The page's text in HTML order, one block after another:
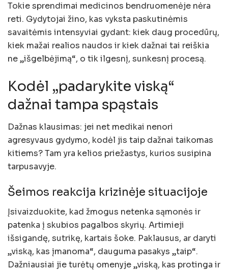
Tokie sprendimai medicinos bendruomenėje nėra
reti. Gydytojai žino, kas vyksta paskutinėmis
savaitėmis intensyviai gydant: kiek daug procedūrų,
kiek mažai realios naudos ir kiek dažnai tai reiškia
ne „išgelbėjimą“, o tik ilgesnį, sunkesnį procesą.
Kodėl „padarykite viską“
dažnai tampa spąstais
Dažnas klausimas: jei net medikai nenori
agresyvaus gydymo, kodėl jis taip dažnai taikomas
kitiems? Tam yra kelios priežastys, kurios susipina
tarpusavyje.
Šeimos reakcija krizinėje situacijoje
Įsivaizduokite, kad žmogus netenka sąmonės ir
patenka į skubios pagalbos skyrių. Artimieji
išsigandę, sutrikę, kartais šoke. Paklausus, ar daryti
„viską, kas įmanoma“, dauguma pasakys „taip“.
Dažniausiai jie turėtų omenyje „viską, kas protinga ir